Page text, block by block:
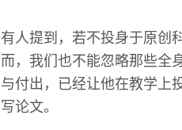
有人提到，若不投身于原创
而，我们也不能忽略那些全
与付出，已经让他在教学上
写论文。